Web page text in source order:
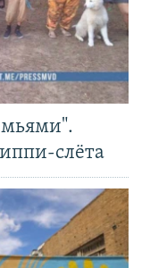
слёта